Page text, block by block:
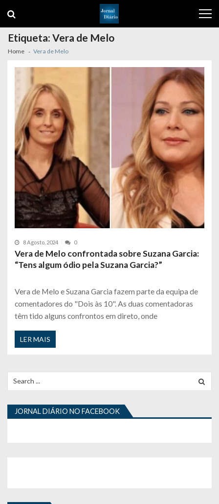
navigation
content
Etiqueta:Vera de Melo
Home Vera de Melo
8 Agosto, 2024 0
Vera de Melo confrontada sobre Suzana Garcia:
“Tens algum ódio pela Suzana Garcia?”
Vera de Melo e Suzana Garcia fazem parte da equipa de
comentadores do "Dois às 10". As duas comentadoras
têm tido alguns confrontos em direto, onde
LER MAIS
for:
JORNAL DIÁRIO NO FACEBOOK